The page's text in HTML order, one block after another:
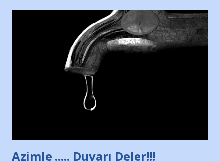
Nesrin’in Hikayesi’ne başlıyorum… 1964 Adana Yüzme
havuzunun kenarında 7 yaşında kara kuru bir kız çocuğu
duruyor. Havuzun içinde Adana Demirspor Kulübü
yüzücüleri. Erkekler çoğunlukta. Küçük kız etrafına bakıyor.
Sadece 4 kız çocuğu var. Nesrin, Adana Demirspor’un 4
kızından biri oluyor o gün…Giriyor havuza. 1973 – 1975
Adana Nesrin, 16 yaşında. Yüzüyor. 7 yaşında girdiği
Türkiye 3.lüğü var. 17 yaşında mar...
Azimle ..... Duvarı Deler!!!